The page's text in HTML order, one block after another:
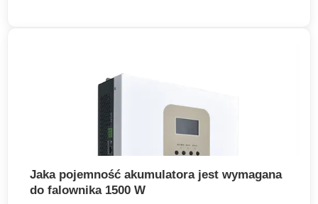
Jaka pojemność akumulatora jest wymagana
do falownika 1500 W